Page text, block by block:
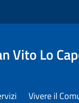
Vito Lo
Vivere il